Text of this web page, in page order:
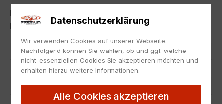
Neu in Originalverpackung.
NEW with box.
Artikelnummer 26630
EAN 804902507304
Hersteller Highway 61
Datenschutzerklärung
Wir verwenden Cookies auf unserer Webseite.
Nachfolgend können Sie wählen, ob und ggf. welche
nicht-essenziellen Cookies Sie akzeptieren möchten und
erhalten hierzu weitere Informationen.
Alle Cookies akzeptieren